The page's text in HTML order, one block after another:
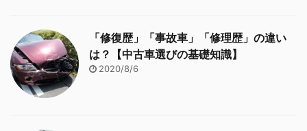
「修復歴」「事故車」「修理歴」の違い
は？【中古車選びの基礎知識】
2020/8/6